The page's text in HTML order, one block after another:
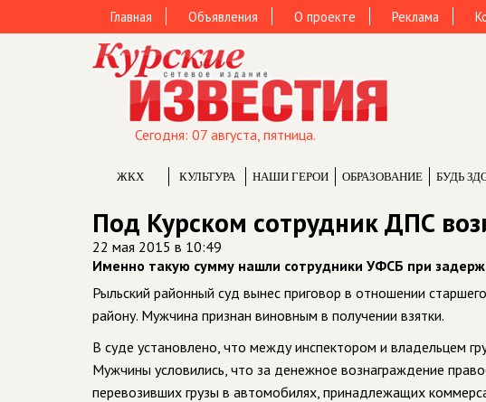
Главная Объявления О проекте Реклама
Сегодня: 07 августа, пятница.
ЖКХ КУЛЬТУРА НАШИ ГЕРОИ ОБРАЗОВАНИЕ БУДЬ
Под Курском сотрудник ДПС
22 мая 2015 в 10:49
Именно такую сумму нашли сотрудники УФСБ при
Рыльский районный суд вынес приговор в отношении
району. Мужчина признан виновным в получении взятки.
В суде установлено, что между инспектором и владельцем
Мужчины условились, что за денежное вознаграждение
перевозивших грузы в автомобилях, принадлежащих